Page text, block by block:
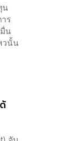
น
ร
น
วนั้น